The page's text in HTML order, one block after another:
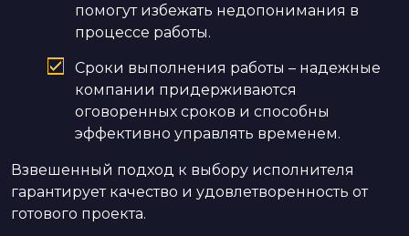
помогут избежать недопонимания в
процессе работы.
Сроки выполнения работы – надежные
компании придерживаются
оговоренных сроков и способны
эффективно управлять временем.
Взвешенный подход к выбору исполнителя
гарантирует качество и удовлетворенность от
готового проекта.